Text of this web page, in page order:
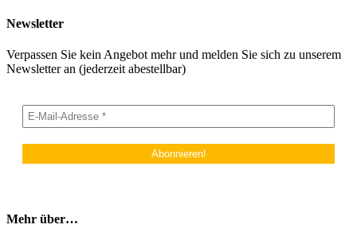
Newsletter
Verpassen Sie kein Angebot mehr und melden Sie sich zu unserem
Newsletter an (jederzeit abestellbar)
Mehr über…